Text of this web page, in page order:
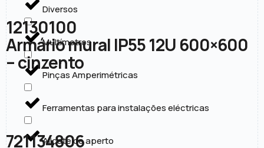
Diversos
Multímetros
Pinças Amperimétricas
Ferramentas para instalações eléctricas
Alicate de aperto
12130100
Armário mural IP55 12U 600×600
– cinzento
721134806